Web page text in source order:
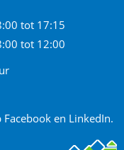
tot 17:15
tot 12:00
en LinkedIn.